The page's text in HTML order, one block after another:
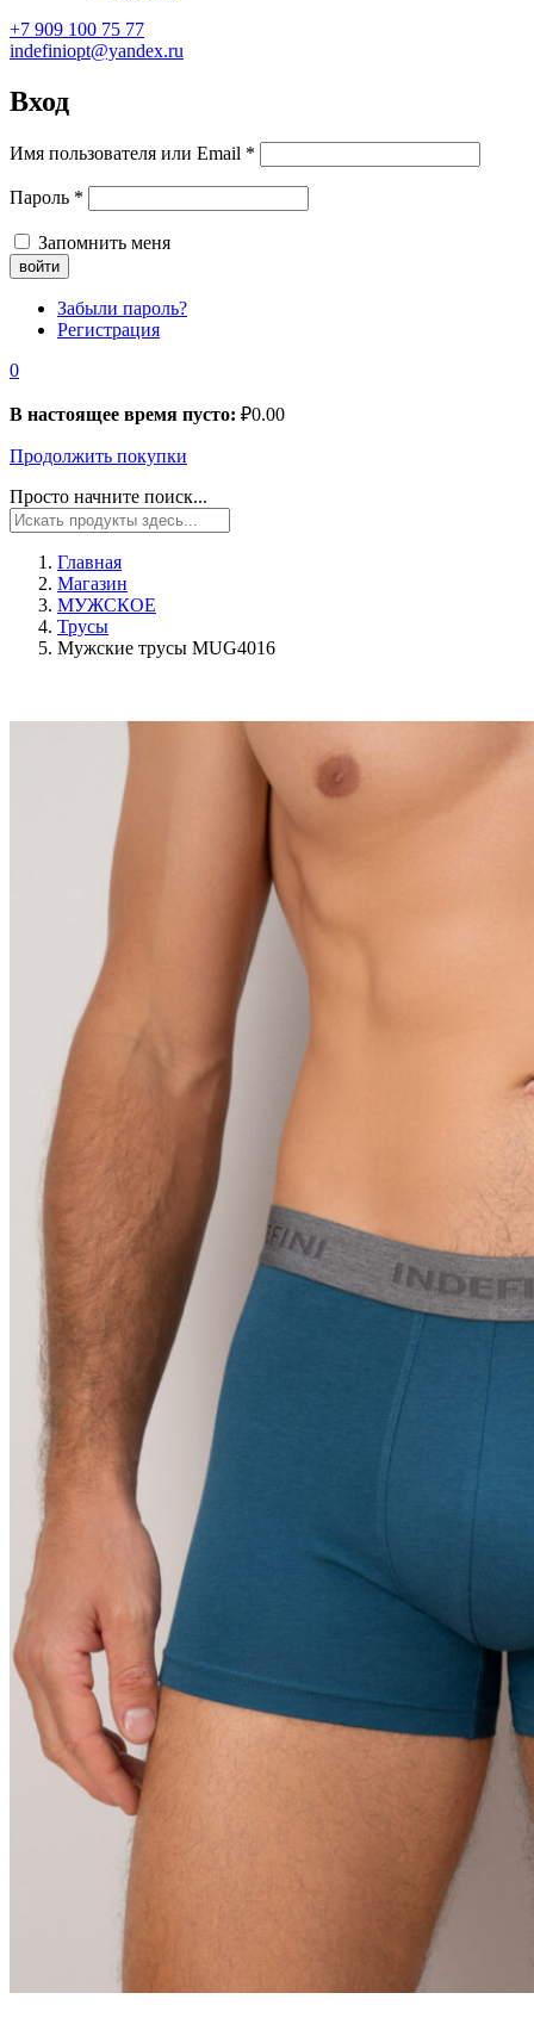
+7 909 100 75 77
indefiniopt@yandex.ru
Вход
Имя пользователя или Email *
Пароль *
Запомнить меня
Забыли пароль?
Регистрация
0
В настоящее время пусто: ₽0.00
Продолжить покупки
Просто начните поиск...
Главная
Магазин
МУЖСКОЕ
Трусы
Мужские трусы MUG4016